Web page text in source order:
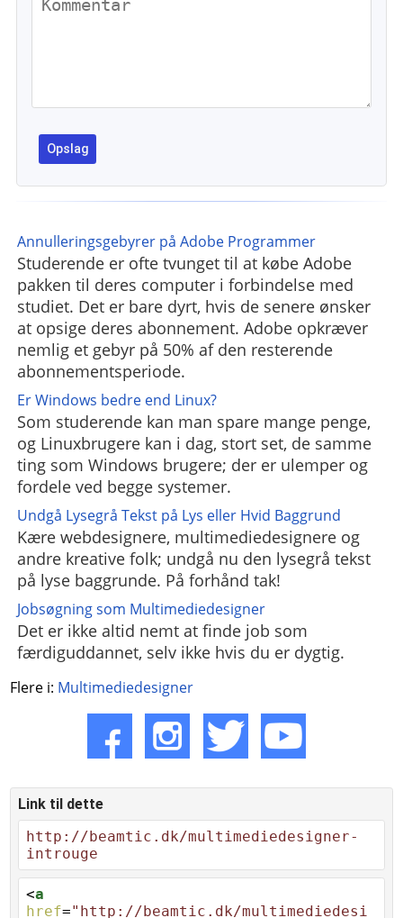
Annulleringsgebyrer på Adobe Programmer
Studerende er ofte tvunget til at købe Adobe
pakken til deres computer i forbindelse med
studiet. Det er bare dyrt, hvis de senere ønsker
at opsige deres abonnement. Adobe opkræver
nemlig et gebyr på 50% af den resterende
abonnementsperiode.
Er Windows bedre end Linux?
Som studerende kan man spare mange penge,
og Linuxbrugere kan i dag, stort set, de samme
ting som Windows brugere; der er ulemper og
fordele ved begge systemer.
Undgå Lysegrå Tekst på Lys eller Hvid Baggrund
Kære webdesignere, multimediedesignere og
andre kreative folk; undgå nu den lysegrå tekst
på lyse baggrunde. På forhånd tak!
Jobsøgning som Multimediedesigner
Det er ikke altid nemt at finde job som
færdiguddannet, selv ikke hvis du er dygtig.
Flere i: Multimediedesigner
Link til dette
http://beamtic.dk/multimediedesigner-
introuge
<a
href="http://beamtic.dk/multimediedesi